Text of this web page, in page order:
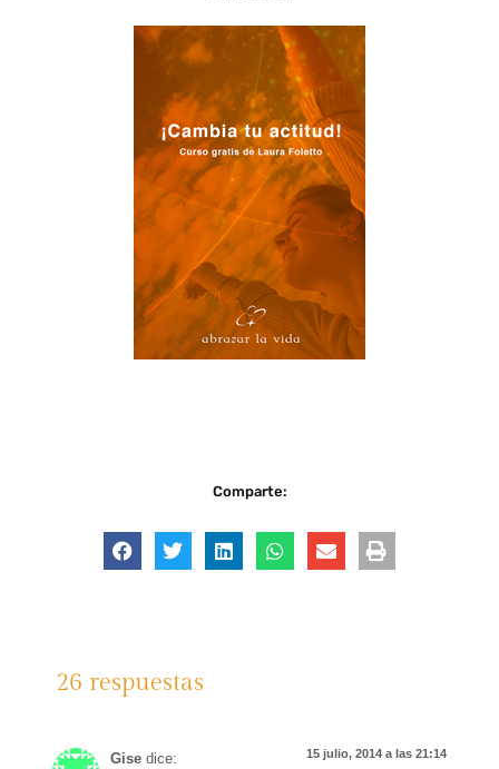
Comparte:
26 respuestas
Gise dice: 15 julio, 2014 a las 21:14